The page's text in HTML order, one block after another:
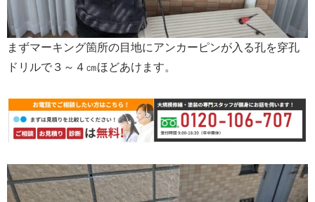
まずマーキング箇所の目地にアンカーピンが入る孔を穿孔
ドリルで３～４㎝ほどあけます。